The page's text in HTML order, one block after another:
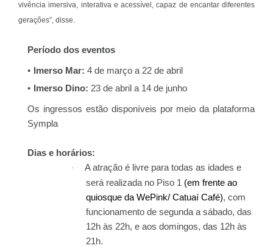
vivência imersiva, interativa e acessível, capaz de encantar diferentes
gerações”, disse.
Período dos eventos
Imerso Mar: 4 de março a 22 de abril
Imerso Dino: 23 de abril a 14 de junho
Os ingressos estão disponíveis por meio da plataforma
Sympla
Dias e horários:
·
A atração é livre para todas as idades e
será realizada no Piso 1 (em frente ao
quiosque da WePink/ Catuaí Café), com
funcionamento de segunda a sábado, das
12h às 22h, e aos domingos, das 12h às
21h.